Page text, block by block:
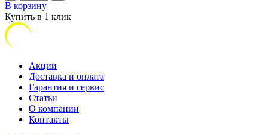
В корзину
Купить в 1 клик
Акции
Доставка и оплата
Гарантия и сервис
Статьи
О компании
Контакты